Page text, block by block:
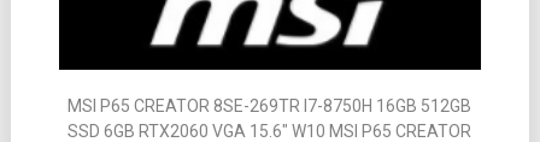
MSI P65 CREATOR 8SE-269TR I7-8750H 16GB 512GB
SSD 6GB RTX2060 VGA 15.6″ W10 MSI P65 CREATOR